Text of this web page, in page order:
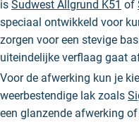
is Sudwest Allgrund K51 of
speciaal ontwikkeld voor
zorgen voor een stevige
uiteindelijke verflaag gaat
Voor de afwerking kun je
weerbestendige lak zoals
een glanzende afwerking of